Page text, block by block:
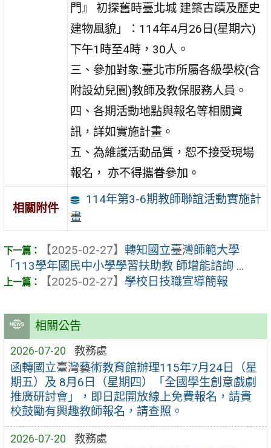
相關公告
2026-07-20 教務處
函轉國立臺灣藝術教育館辦理115年7月24日（星
期五）及 8月6日（星期四）「全國學生創意戲劇
推廣研討會」，即日起開放線上免費報名，請貴
校鼓勵有興趣教師報名，請查照。
2026-07-20 教務處
門』 初探舊時臺北城 建築古蹟及歷史
建物風貌」：114年4月26日(星期六)
下午1時至4時，30人。
三、參加對象:臺北市所屬各級學校(含
附設幼兒園)教師及教保服務人員。
四、各期活動地點與報名等相關資
訊，詳如實施計畫。
五、為維護活動品質，恕不接受現場
報名， 亦不得攜眷參加。
相關附件
114年第3-6期教師聯誼活動實施計
畫
【2025-02-27】 轉知國立臺灣師範大學
「113學年國民中小學學習扶助教 師增能諮詢 ...
【2025-02-27】 學校日技職宣導簡報